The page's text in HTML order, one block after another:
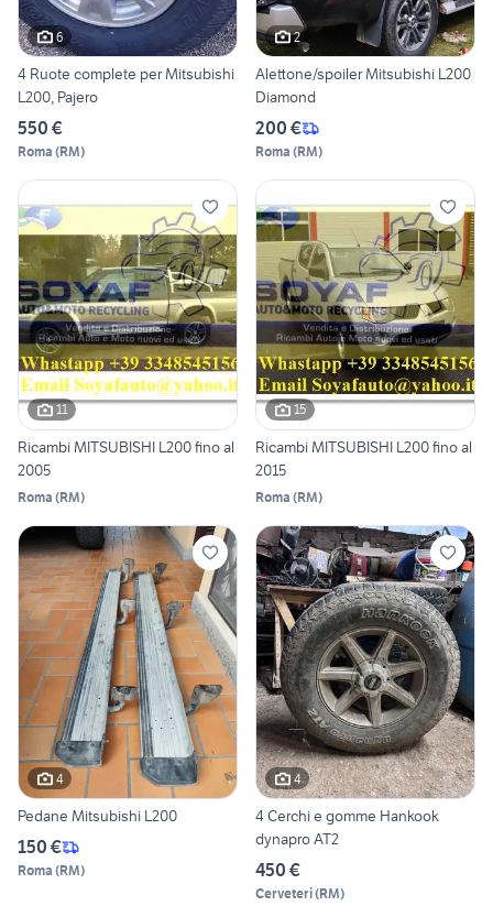
6
4 Ruote complete per Mitsubishi
L200, Pajero
550 €
Roma (RM)
2
Alettone/spoiler Mitsubishi L200
Diamond
200 €
Roma (RM)
11
Ricambi MITSUBISHI L200 fino al
2005
Roma (RM)
15
Ricambi MITSUBISHI L200 fino al
2015
Roma (RM)
4
Pedane Mitsubishi L200
150 €
Roma (RM)
4
4 Cerchi e gomme Hankook
dynapro AT2
450 €
Cerveteri(RM)